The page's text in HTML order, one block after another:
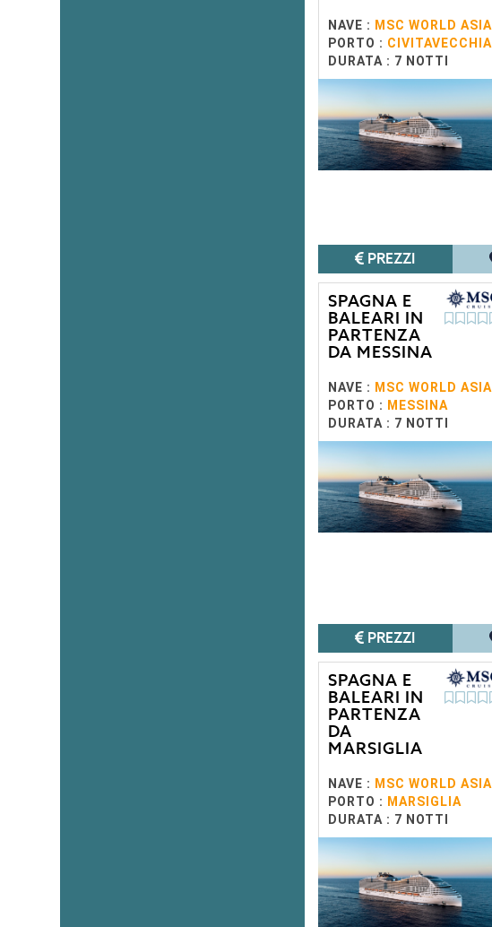
NAVE : MSC WORLD ASIA
PORTO : CIVITAVECCHIA
DURATA : 7 NOTTI
PREZZI
SPAGNA E
BALEARI IN
PARTENZA
DA MESSINA
NAVE : MSC WORLD ASIA
PORTO : MESSINA
DURATA : 7 NOTTI
PREZZI
SPAGNA E
BALEARI IN
PARTENZA
DA
MARSIGLIA
NAVE : MSC WORLD ASIA
PORTO : MARSIGLIA
DURATA : 7 NOTTI